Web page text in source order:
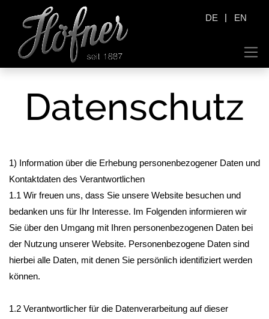
DE | EN
Datenschutz
1) Information über die Erhebung personenbezogener Daten und
Kontaktdaten des Verantwortlichen
1.1 Wir freuen uns, dass Sie unsere Website besuchen und
bedanken uns für Ihr Interesse. Im Folgenden informieren wir
Sie über den Umgang mit Ihren personenbezogenen Daten bei
der Nutzung unserer Website. Personenbezogene Daten sind
hierbei alle Daten, mit denen Sie persönlich identifiziert werden
können.
1.2 Verantwortlicher für die Datenverarbeitung auf dieser